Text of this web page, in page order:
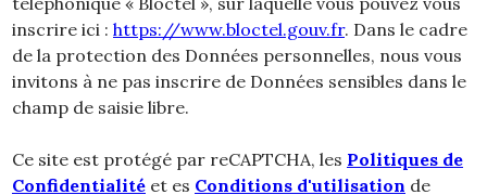
inscrire ici : https://www.bloctel.gouv.fr. Dans le cadre
de la protection des Données personnelles, nous vous
invitons à ne pas inscrire de Données sensibles dans le
champ de saisie libre.
Ce site est protégé par reCAPTCHA, les Politiques de
Confidentialité et es Conditions d'utilisation de